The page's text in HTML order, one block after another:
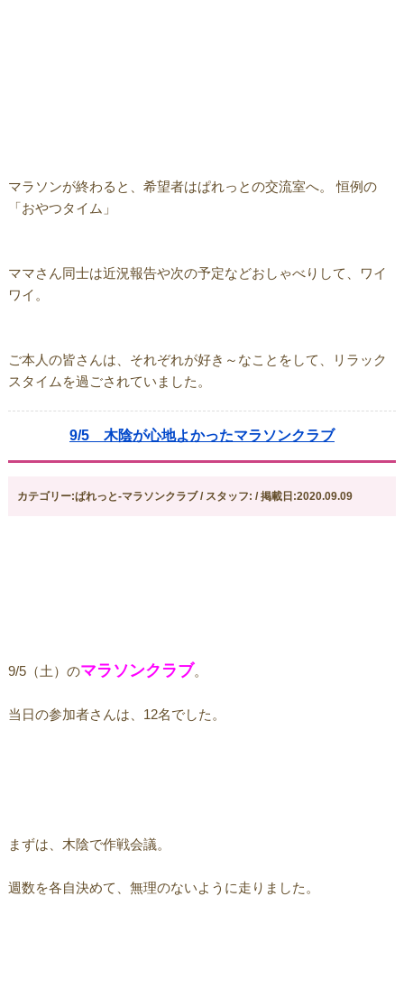
マラソンが終わると、希望者はぱれっとの交流室へ。 恒例の
「おやつタイム」
ママさん同士は近況報告や次の予定などおしゃべりして、ワイ
ワイ。
ご本人の皆さんは、それぞれが好き～なことをして、リラック
スタイムを過ごされていました。
9/5 木陰が心地よかったマラソンクラブ
カテゴリー:ぱれっと-マラソンクラブ / スタッフ: / 掲載日:2020.09.09
9/5（土）のマラソンクラブ。
当日の参加者さんは、12名でした。
まずは、木陰で作戦会議。
週数を各自決めて、無理のないように走りました。